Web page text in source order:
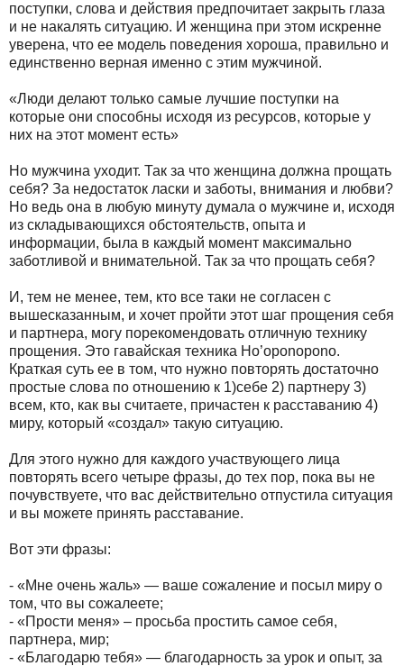
поступки, слова и действия предпочитает закрыть глаза
и не накалять ситуацию. И женщина при этом искренне
уверена, что ее модель поведения хороша, правильно и
единственно верная именно с этим мужчиной.
«Люди делают только самые лучшие поступки на
которые они способны исходя из ресурсов, которые у
них на этот момент есть»
Но мужчина уходит. Так за что женщина должна прощать
себя? За недостаток ласки и заботы, внимания и любви?
Но ведь она в любую минуту думала о мужчине и, исходя
из складывающихся обстоятельств, опыта и
информации, была в каждый момент максимально
заботливой и внимательной. Так за что прощать себя?
И, тем не менее, тем, кто все таки не согласен с
вышесказанным, и хочет пройти этот шаг прощения себя
и партнера, могу порекомендовать отличную технику
прощения. Это гавайская техника Ho’oponopono.
Краткая суть ее в том, что нужно повторять достаточно
простые слова по отношению к 1)себе 2) партнеру 3)
всем, кто, как вы считаете, причастен к расставанию 4)
миру, который «создал» такую ситуацию.
Для этого нужно для каждого участвующего лица
повторять всего четыре фразы, до тех пор, пока вы не
почувствуете, что вас действительно отпустила ситуация
и вы можете принять расставание.
Вот эти фразы:
- «Мне очень жаль» — ваше сожаление и посыл миру о
том, что вы сожалеете;
- «Прости меня» – просьба простить самое себя,
партнера, мир;
- «Благодарю тебя» — благодарность за урок и опыт, за